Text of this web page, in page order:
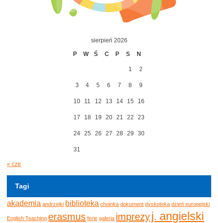
sierpień 2026
P
W Ś C P S N
1 2
3 4 5 6 7 8 9
10 11 12 13 14 15 16
17 18 19 20 21 22 23
24 25 26 27 28 29 30
31
« cze
Tagi
akademia andrzejki biblioteka choinka dokument dyskoteka dzień europejski
English Teaching erasmus ferie galeria imprezyj. angielski